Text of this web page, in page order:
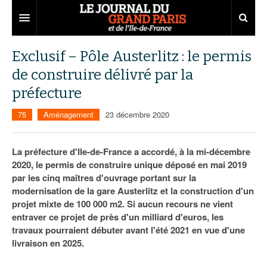
Territoires
Aménagement
Collectivités
Services urbains
Entreprises
Développement économique
Attractivité
Innovation
Transport
Marchés publics
Départements
77
78
91
92
Nominations
Portraits
Agenda
Les Assises du Grand Paris
Éditions précédentes
Le podcast
Ecouter les épisodes
Lire les résumés
Exclusif – Pôle Austerlitz : le permis
de construire délivré par la
préfecture
75 Aménagement 23 décembre 2020
La préfecture d'Ile-de-France a accordé, à la mi-décembre
2020, le permis de construire unique déposé en mai 2019
par les cinq maîtres d'ouvrage portant sur la
modernisation de la gare Austerlitz et la construction d'un
projet mixte de 100 000 m2. Si aucun recours ne vient
entraver ce projet de près d'un milliard d'euros, les
travaux pourraient débuter avant l'été 2021 en vue d'une
livraison en 2025.